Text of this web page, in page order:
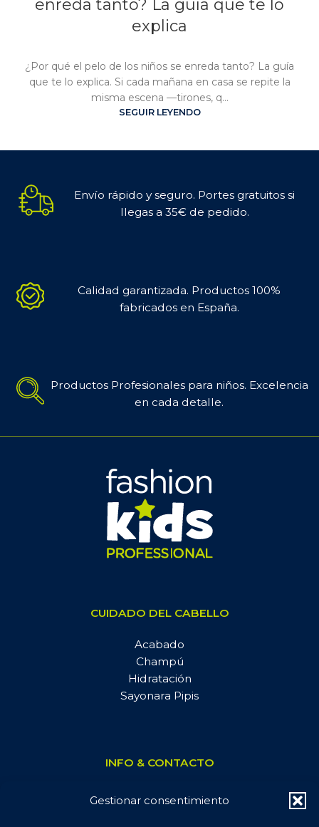
Gestionar consentimiento
enreda tanto? La guía que te lo
explica
¿Por qué el pelo de los niños se enreda tanto? La guía
que te lo explica. Si cada mañana en casa se repite la
misma escena —tirones, q...
SEGUIR LEYENDO
Envío rápido y seguro. Portes gratuitos si
llegas a 35€ de pedido.
Calidad garantizada. Productos 100%
fabricados en España.
Productos Profesionales para niños. Excelencia
en cada detalle.
CUIDADO DEL CABELLO
Acabado
Champú
Hidratación
Sayonara Pipis
INFO & CONTACTO
📧 Contacta con nosotros